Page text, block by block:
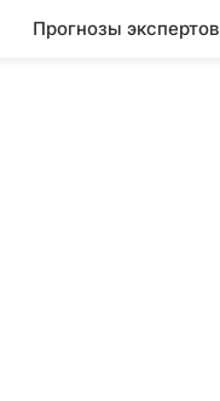
Прогнозы экспертов